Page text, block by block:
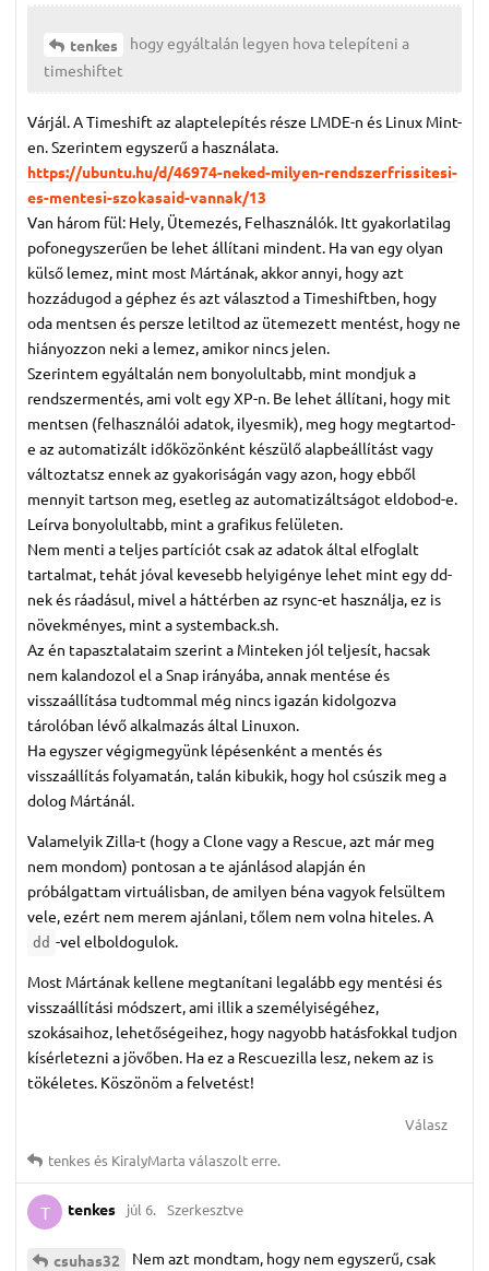
tenkes
hogy egyáltalán legyen hova telepíteni a
timeshiftet
Várjál. A Timeshift az alaptelepítés része LMDE-n és Linux Mint-
en. Szerintem egyszerű a használata.
https://ubuntu.hu/d/46974-neked-milyen-rendszerfrissitesi-
es-mentesi-szokasaid-vannak/13
Van három fül: Hely, Ütemezés, Felhasználók. Itt gyakorlatilag
pofonegyszerűen be lehet állítani mindent. Ha van egy olyan
külső lemez, mint most Mártának, akkor annyi, hogy azt
hozzádugod a géphez és azt választod a Timeshiftben, hogy
oda mentsen és persze letiltod az ütemezett mentést, hogy ne
hiányozzon neki a lemez, amikor nincs jelen.
Szerintem egyáltalán nem bonyolultabb, mint mondjuk a
rendszermentés, ami volt egy XP-n. Be lehet állítani, hogy mit
mentsen (felhasználói adatok, ilyesmik), meg hogy megtartod-
e az automatizált időközönként készülő alapbeállítást vagy
változtatsz ennek az gyakoriságán vagy azon, hogy ebből
mennyit tartson meg, esetleg az automatizáltságot eldobod-e.
Leírva bonyolultabb, mint a grafikus felületen.
Nem menti a teljes partíciót csak az adatok által elfoglalt
tartalmat, tehát jóval kevesebb helyigénye lehet mint egy dd-
nek és ráadásul, mivel a háttérben az rsync-et használja, ez is
növekményes, mint a systemback.sh.
Az én tapasztalataim szerint a Minteken jól teljesít, hacsak
nem kalandozol el a Snap irányába, annak mentése és
visszaállítása tudtommal még nincs igazán kidolgozva
tárolóban lévő alkalmazás által Linuxon.
Ha egyszer végigmegyünk lépésenként a mentés és
visszaállítás folyamatán, talán kibukik, hogy hol csúszik meg a
dolog Mártánál.
Valamelyik Zilla-t (hogy a Clone vagy a Rescue, azt már meg
nem mondom) pontosan a te ajánlásod alapján én
próbálgattam virtuálisban, de amilyen béna vagyok felsültem
vele, ezért nem merem ajánlani, tőlem nem volna hiteles. A
dd -vel elboldogulok.
Most Mártának kellene megtanítani legalább egy mentési és
visszaállítási módszert, ami illik a személyiségéhez,
szokásaihoz, lehetőségeihez, hogy nagyobb hatásfokkal tudjon
kísérletezni a jövőben. Ha ez a Rescuezilla lesz, nekem az is
tökéletes. Köszönöm a felvetést!
Válasz
tenkesés KiralyMarta válaszolt erre.
T tenkes júl 6. Szerkesztve
csuhas32
Nem azt mondtam, hogy nem egyszerű, csak